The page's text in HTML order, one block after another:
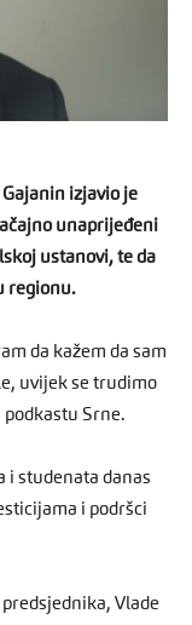
izjavio je
unaprijeđeni
ustanovi, te da
regionu.
da kažem da sam
uvijek se trudimo
podkastu Srne.
i studenata danas
i podršci
Vlade